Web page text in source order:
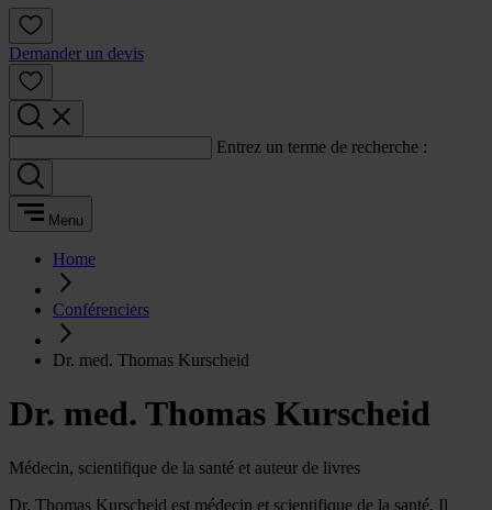
Demander un devis
Entrez un terme de recherche :
Menu
Home
Conférenciers
Dr. med. Thomas Kurscheid
Dr. med. Thomas Kurscheid
Médecin, scientifique de la santé et auteur de livres
Dr. Thomas Kurscheid est médecin et scientifique de la santé. Il